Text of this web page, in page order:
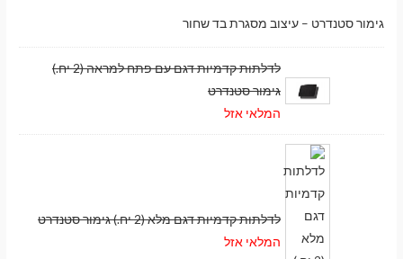
גימור סטנדרט – עיצוב מסגרת בד שחור
לדלתות קדמיות דגם עם פתח למראה (2 יח.)
גימור סטנדרט
המלאי אזל
לדלתות קדמיות דגם מלא (2 יח.) גימור סטנדרט
המלאי אזל